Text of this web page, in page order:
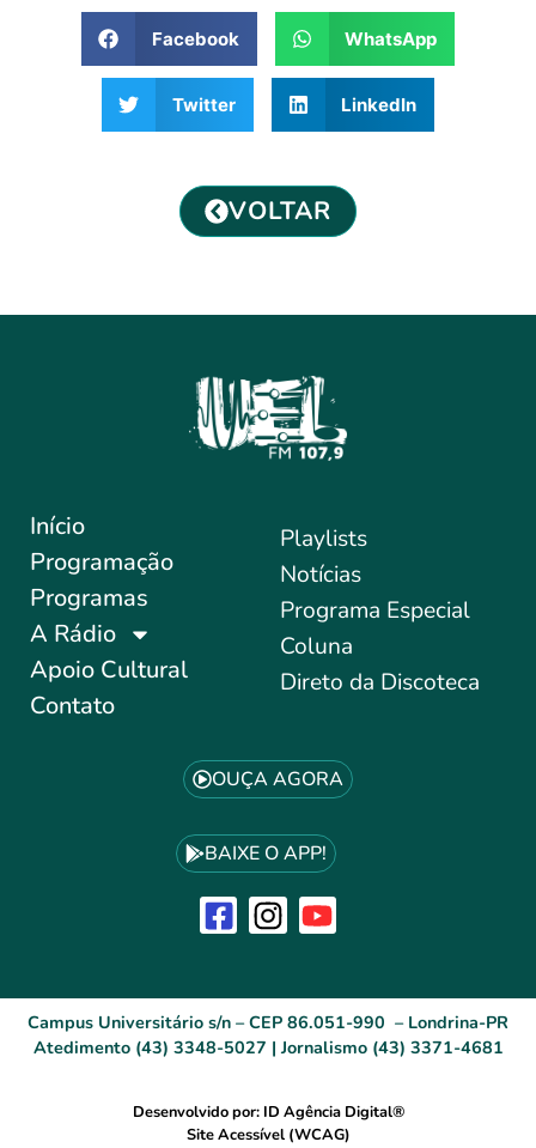
Facebook WhatsApp
Twitter LinkedIn
VOLTAR
Início
Programação
Programas
A Rádio
Apoio Cultural
Contato
Playlists
Notícias
Programa Especial
Coluna
Direto da Discoteca
OUÇA AGORA
BAIXE O APP!
Campus Universitário s/n – CEP 86.051-990 – Londrina-PR
Atedimento (43) 3348-5027 | Jornalismo (43) 3371-4681
Desenvolvido por: ID Agência Digital®
Site Acessível (WCAG)